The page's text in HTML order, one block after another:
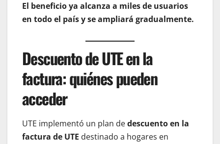
El beneficio ya alcanza a miles de usuarios
en todo el país y se ampliará gradualmente.
Descuento de UTE en la
factura: quiénes pueden
acceder
UTE implementó un plan dedescuento en la
factura de UTE destinado a hogares en